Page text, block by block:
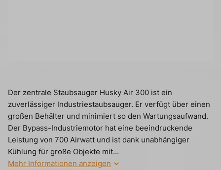
Der zentrale Staubsauger Husky Air 300 ist ein
zuverlässiger Industriestaubsauger. Er verfügt über einen
großen Behälter und minimiert so den Wartungsaufwand.
Der Bypass-Industriemotor hat eine beeindruckende
Leistung von 700 Airwatt und ist dank unabhängiger
Kühlung für große Objekte mit...
Mehr Informationen anzeigen